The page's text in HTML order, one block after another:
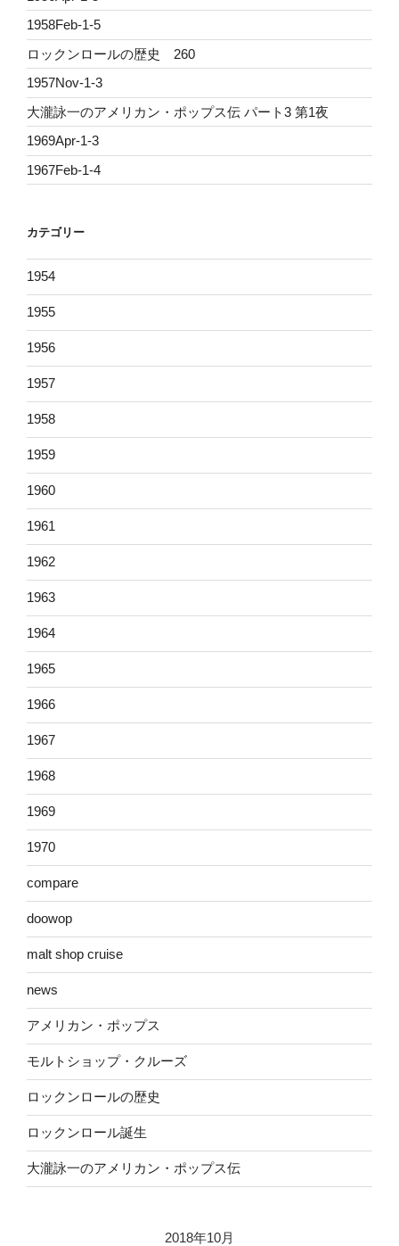
1958Feb-1-5
ロックンロールの歴史 260
1957Nov-1-3
大瀧詠一のアメリカン・ポップス伝 パート3 第1夜
1969Apr-1-3
1967Feb-1-4
カテゴリー
1954
1955
1956
1957
1958
1959
1960
1961
1962
1963
1964
1965
1966
1967
1968
1969
1970
compare
doowop
malt shop cruise
news
アメリカン・ポップス
モルトショップ・クルーズ
ロックンロールの歴史
ロックンロール誕生
大瀧詠一のアメリカン・ポップス伝
2018年10月